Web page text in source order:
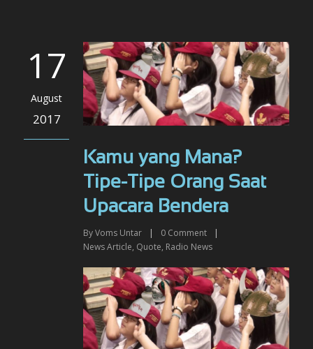
17
August
2017
Kamu yang Mana?
Tipe-Tipe Orang Saat
Upacara Bendera
ByVoms Untar | 0 Comment
|
News Article, Quote, Radio News